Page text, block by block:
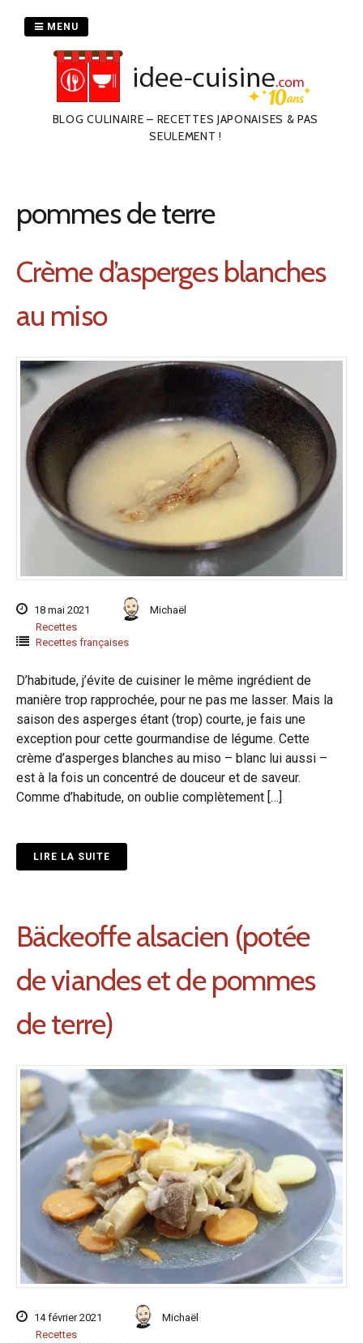
BLOG CULINAIRE – RECETTES JAPONAISES & PAS
SEULEMENT !
MENU
pommes de terre
Crème d’asperges blanches
au miso
18 mai 2021
Michaël
Recettes
Recettes françaises
D’habitude, j’évite de cuisiner le même ingrédient de
manière trop rapprochée, pour ne pas me lasser. Mais la
saison des asperges étant (trop) courte, je fais une
exception pour cette gourmandise de légume. Cette
crème d’asperges blanches au miso – blanc lui aussi –
est à la fois un concentré de douceur et de saveur.
Comme d’habitude, on oublie complètement […]
LIRE LA SUITE
Bäckeoffe alsacien (potée
de viandes et de pommes
de terre)
14 février 2021
Michaël
Recettes